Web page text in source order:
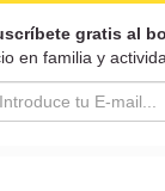
gratis al
en familia y